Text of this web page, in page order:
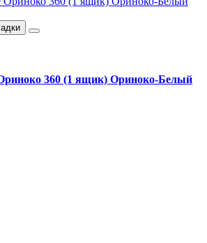
360 (1 ящик) Ориноко-Белый